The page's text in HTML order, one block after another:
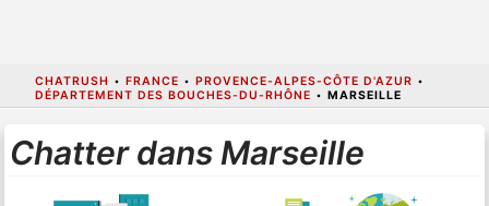
CHATRUSH • FRANCE • PROVENCE-ALPES-CÔTE D'AZUR •
DÉPARTEMENT DES BOUCHES-DU-RHÔNE • MARSEILLE
Chatter dans Marseille